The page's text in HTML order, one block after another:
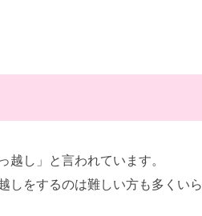
越し」と言われています。
しをするのは難しい方も多くいら